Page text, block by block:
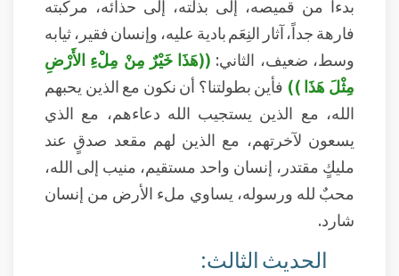
بدءاً من قميصه، إلى بذلته، إلى حذائه، مركبته
فارهة جداً، آثار النِعَم بادية عليه، وإنسان فقير، ثيابه
وسط، ضعيف، الثاني: ((هَذَا خَيْرٌ مِنْ مِلْءِ الأَرْضِ
مِثْلَ هَذَا )) فأين بطولتنا؟ أن نكون مع الذين يحبهم
الله، مع الذين يستجيب الله دعاءهم، مع الذي
يسعون لآخرتهم، مع الذين لهم مقعد صدقٍ عند
مليكٍ مقتدر، إنسان واحد مستقيم، منيب إلى الله،
محبٌ لله ورسوله، يساوي ملء الأرض من إنسان
شارد.
الحديث الثالث: